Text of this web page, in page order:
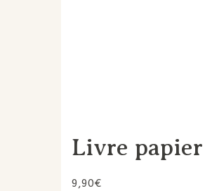
Livre papier
9,90€